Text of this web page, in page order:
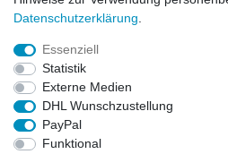
Widerrufs­recht
Daten­schutz­erklärung
Essenziell
Statistik
Externe Medien
DHL Wunschzustellung
PayPal
Funktional